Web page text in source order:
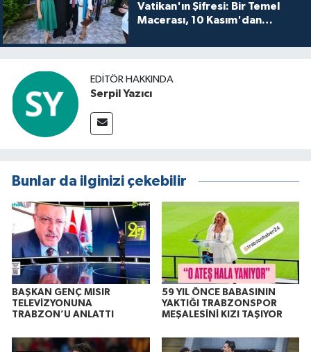
Vatikan'ın Şifresi: Bir Temel
Macerası, 10 Kasım'dan
buluşuyo
EDITÖR HAKKINDA
Serpil Yazıcı
Bunlar da ilginizi çekebilir
BAŞKAN GENÇ MISIR
TELEVİZYONUNA
TRABZON’U ANLATTI
59 YIL ÖNCE BABASININ
YAKTIĞI TRABZONSPOR
MEŞALESİNİ KIZI TAŞIYOR